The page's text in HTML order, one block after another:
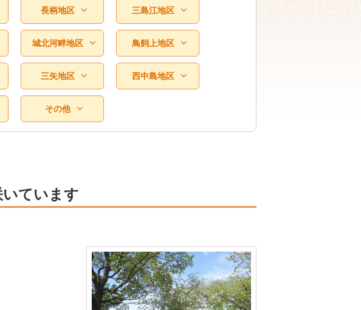
長柄地区 三島江地区
城北河畔地区 鳥飼上地区
三矢地区 西中島地区
その他
ています